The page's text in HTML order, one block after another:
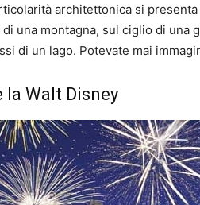
architettonica si
una montagna, sul ciglio di una
di un lago. Potevate mai
Walt Disney